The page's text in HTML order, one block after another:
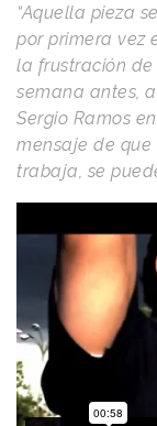
“Aquella pieza
por primera vez
la frustración
semana antes,
Sergio Ramos
mensaje de que
trabaja, se